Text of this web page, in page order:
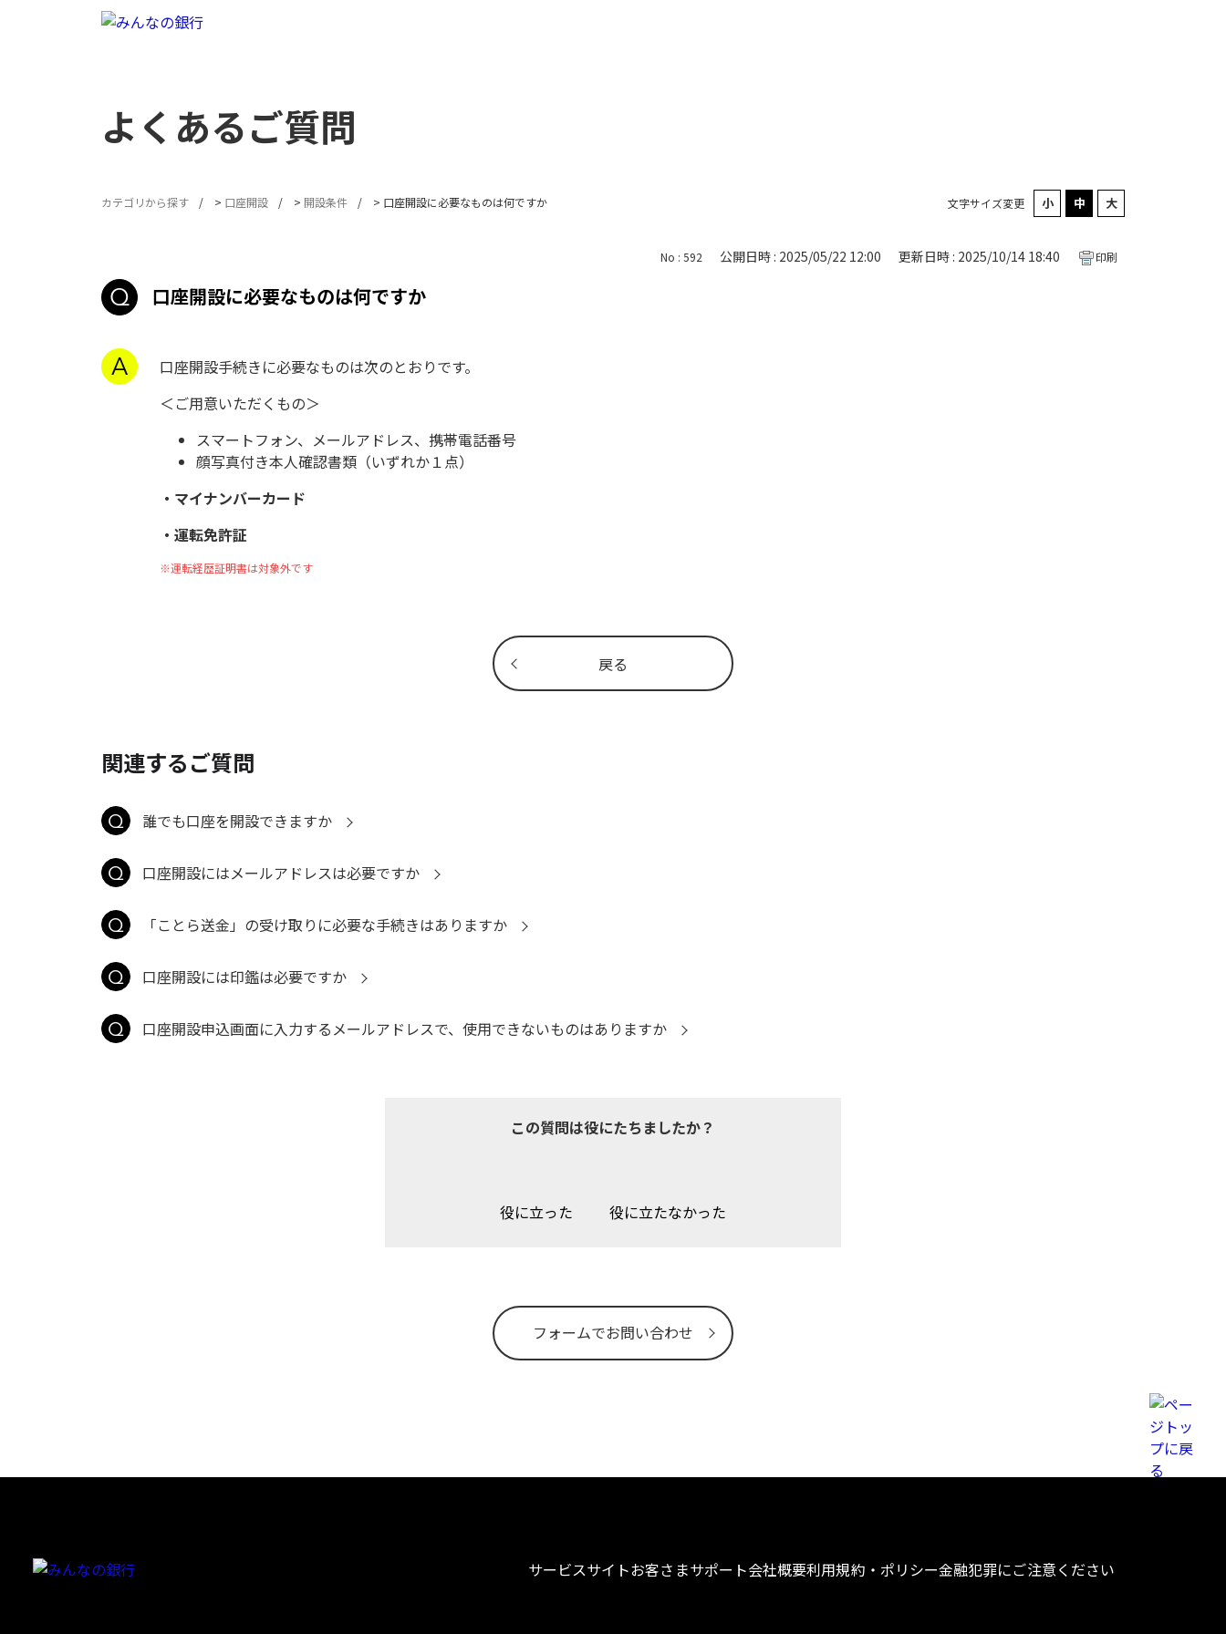
よくあるご質問
文字サイズ変更
カテゴリから探す > 口座開設 > 開設条件 > 口座開設に必要なものは何ですか
戻る
No : 592 公開日時 : 2025/05/22 12:00 更新日時 : 2025/10/14 18:40 印刷
口座開設に必要なものは何ですか
口座開設手続きに必要なものは次のとおりです。
＜ご用意いただくもの＞
スマートフォン、メールアドレス、携帯電話番号
顔写真付き本人確認書類（いずれか１点）
・マイナンバーカード
・運転免許証
※運転経歴証明書は対象外です
関連するご質問
誰でも口座を開設できますか
口座開設にはメールアドレスは必要ですか
「ことら送金」の受け取りに必要な手続きはありますか
口座開設には印鑑は必要ですか
口座開設申込画面に入力するメールアドレスで、使用できないものはありますか
この質問は役にたちましたか？
役に立った 役に立たなかった
フォームでお問い合わせ
サービスサイトお客さまサポート会社概要利用規約・ポリシー金融犯罪にご注意ください